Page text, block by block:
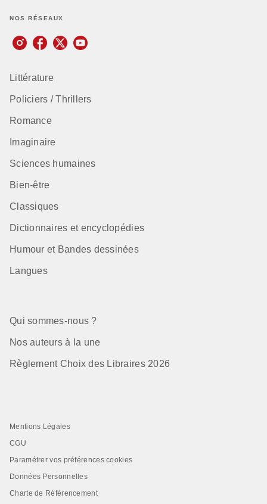
NOS RÉSEAUX
Littérature
Policiers / Thrillers
Romance
Imaginaire
Sciences humaines
Bien-être
Classiques
Dictionnaires et encyclopédies
Humour et Bandes dessinées
Langues
Qui sommes-nous ?
Nos auteurs à la une
Règlement Choix des Libraires 2026
Mentions Légales
CGU
Paramétrer vos préférences cookies
Données Personnelles
Charte de Référencement